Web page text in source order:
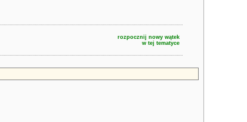
rozpocznij nowy wątek
w tej tematyce